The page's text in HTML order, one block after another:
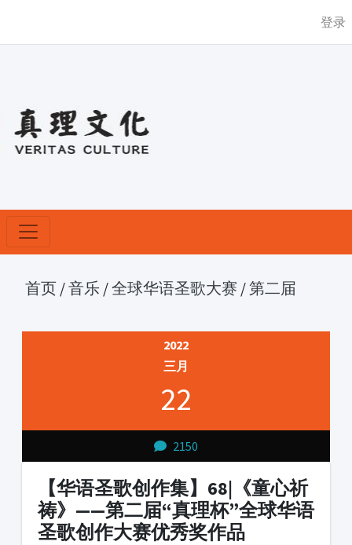
登录
首页 /音乐 /全球华语圣歌大赛 /第二届
2022
三月
22
2150
【华语圣歌创作集】68|《童心祈
祷》——第二届“真理杯”全球华语
圣歌创作大赛优秀奖作品